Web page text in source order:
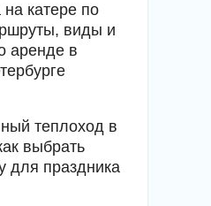
на катере по
виды и
аренде в
теплоход в
выбрать
для праздника